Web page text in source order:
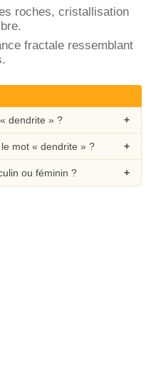
roches, cristallisation
fractale ressemblant
dendrite » ?
mot « dendrite » ?
ou féminin ?